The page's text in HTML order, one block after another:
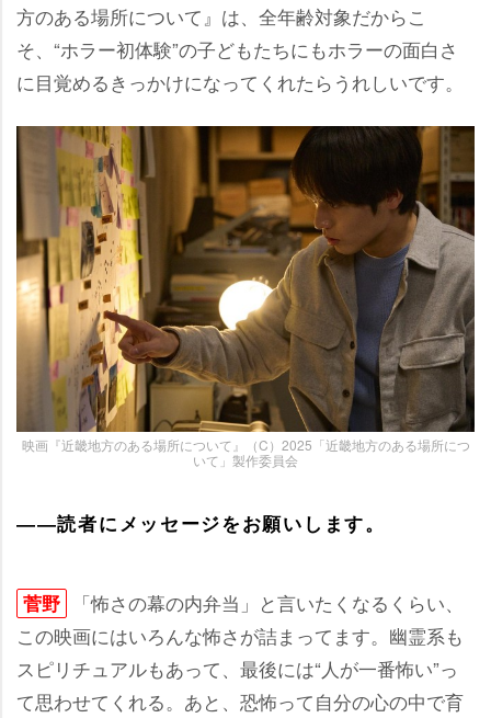
方のある場所について』は、全年齢対象だからこ
そ、“ホラー初体験”の子どもたちにもホラーの面白さ
に目覚めるきっかけになってくれたらうれしいです。
映画『近畿地方のある場所について』（C）2025「近畿地方のある場所につ
いて」製作委員会
――読者にメッセージをお願いします。
菅野
「怖さの幕の内弁当」と言いたくなるくらい、
この映画にはいろんな怖さが詰まってます。幽霊系も
スピリチュアルもあって、最後には“人が一番怖い”っ
て思わせてくれる。あと、恐怖って自分の心の中で育